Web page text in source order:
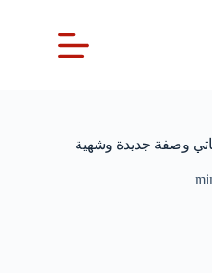
وصفة جديدة وشهية